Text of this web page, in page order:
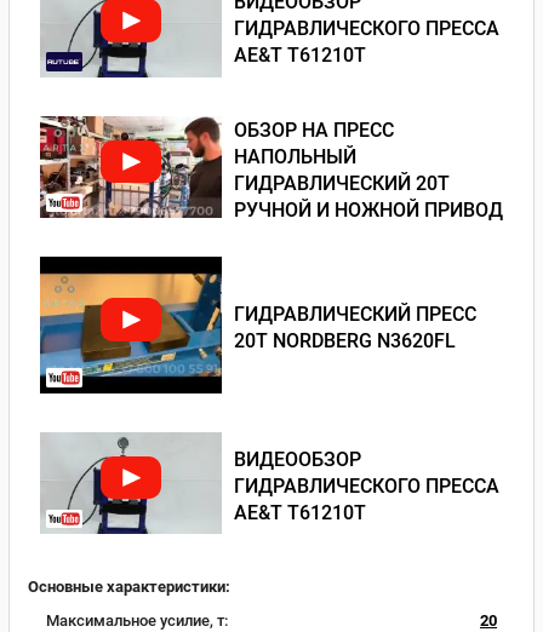
ГИДРАВЛИЧЕСКОГО ПРЕССА
AE&T T61210T
ОБЗОР НА ПРЕСС
НАПОЛЬНЫЙ
ГИДРАВЛИЧЕСКИЙ 20Т
РУЧНОЙ И НОЖНОЙ ПРИВОД
ГИДРАВЛИЧЕСКИЙ ПРЕСС
20Т NORDBERG N3620FL
ВИДЕООБЗОР
ГИДРАВЛИЧЕСКОГО ПРЕССА
AE&T T61210T
Основные характеристики:
Максимальное усилие, т:
20